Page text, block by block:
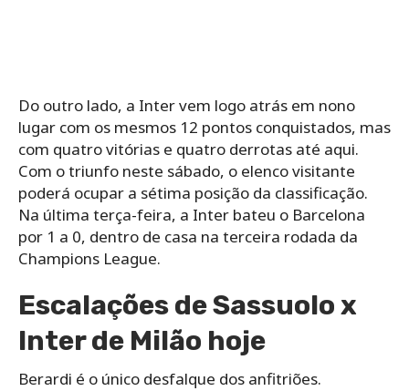
Do outro lado, a Inter vem logo atrás em nono
lugar com os mesmos 12 pontos conquistados, mas
com quatro vitórias e quatro derrotas até aqui.
Com o triunfo neste sábado, o elenco visitante
poderá ocupar a sétima posição da classificação.
Na última terça-feira, a Inter bateu o Barcelona
por 1 a 0, dentro de casa na terceira rodada da
Champions League.
Escalações de Sassuolo x
Inter de Milão hoje
Berardi é o único desfalque dos anfitriões.